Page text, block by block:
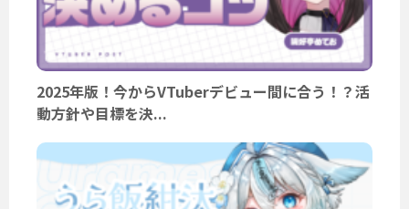
2025年版！今からVTuberデビュー間に合う！？活
動方針や目標を決...